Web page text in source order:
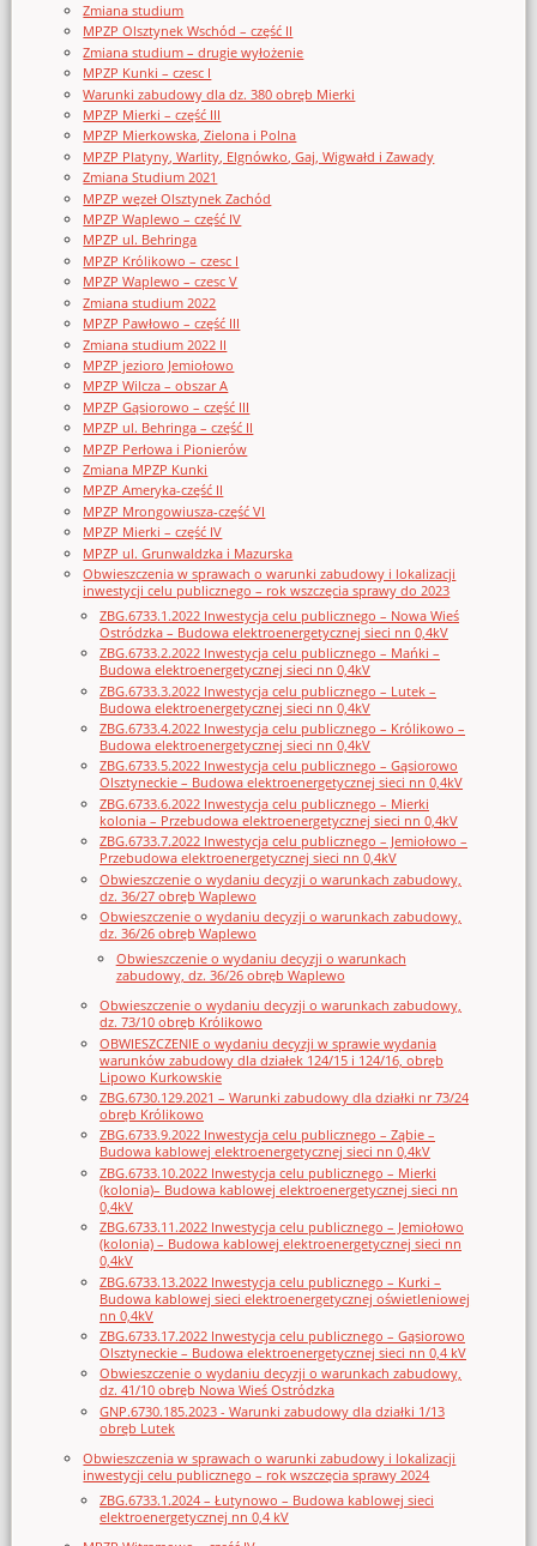
Zmiana studium
MPZP Olsztynek Wschód – część II
Zmiana studium – drugie wyłożenie
MPZP Kunki – czesc I
Warunki zabudowy dla dz. 380 obręb Mierki
MPZP Mierki – część III
MPZP Mierkowska, Zielona i Polna
MPZP Platyny, Warlity, Elgnówko, Gaj, Wigwałd i Zawady
Zmiana Studium 2021
MPZP węzeł Olsztynek Zachód
MPZP Waplewo – część IV
MPZP ul. Behringa
MPZP Królikowo – czesc I
MPZP Waplewo – czesc V
Zmiana studium 2022
MPZP Pawłowo – część III
Zmiana studium 2022 II
MPZP jezioro Jemiołowo
MPZP Wilcza – obszar A
MPZP Gąsiorowo – część III
MPZP ul. Behringa – część II
MPZP Perłowa i Pionierów
Zmiana MPZP Kunki
MPZP Ameryka-część II
MPZP Mrongowiusza-część VI
MPZP Mierki – część IV
MPZP ul. Grunwaldzka i Mazurska
Obwieszczenia w sprawach o warunki zabudowy i lokalizacji
inwestycji celu publicznego – rok wszczęcia sprawy do 2023
ZBG.6733.1.2022 Inwestycja celu publicznego – Nowa Wieś
Ostródzka – Budowa elektroenergetycznej sieci nn 0,4kV
ZBG.6733.2.2022 Inwestycja celu publicznego – Mańki –
Budowa elektroenergetycznej sieci nn 0,4kV
ZBG.6733.3.2022 Inwestycja celu publicznego – Lutek –
Budowa elektroenergetycznej sieci nn 0,4kV
ZBG.6733.4.2022 Inwestycja celu publicznego – Królikowo –
Budowa elektroenergetycznej sieci nn 0,4kV
ZBG.6733.5.2022 Inwestycja celu publicznego – Gąsiorowo
Olsztyneckie – Budowa elektroenergetycznej sieci nn 0,4kV
ZBG.6733.6.2022 Inwestycja celu publicznego – Mierki
kolonia – Przebudowa elektroenergetycznej sieci nn 0,4kV
ZBG.6733.7.2022 Inwestycja celu publicznego – Jemiołowo –
Przebudowa elektroenergetycznej sieci nn 0,4kV
Obwieszczenie o wydaniu decyzji o warunkach zabudowy,
dz. 36/27 obręb Waplewo
Obwieszczenie o wydaniu decyzji o warunkach zabudowy,
dz. 36/26 obręb Waplewo
Obwieszczenie o wydaniu decyzji o warunkach
zabudowy, dz. 36/26 obręb Waplewo
Obwieszczenie o wydaniu decyzji o warunkach zabudowy,
dz. 73/10 obręb Królikowo
OBWIESZCZENIE o wydaniu decyzji w sprawie wydania
warunków zabudowy dla działek 124/15 i 124/16, obręb
Lipowo Kurkowskie
ZBG.6730.129.2021 – Warunki zabudowy dla działki nr 73/24
obręb Królikowo
ZBG.6733.9.2022 Inwestycja celu publicznego – Ząbie –
Budowa kablowej elektroenergetycznej sieci nn 0,4kV
ZBG.6733.10.2022 Inwestycja celu publicznego – Mierki
(kolonia)– Budowa kablowej elektroenergetycznej sieci nn
0,4kV
ZBG.6733.11.2022 Inwestycja celu publicznego – Jemiołowo
(kolonia) – Budowa kablowej elektroenergetycznej sieci nn
0,4kV
ZBG.6733.13.2022 Inwestycja celu publicznego – Kurki –
Budowa kablowej sieci elektroenergetycznej oświetleniowej
nn 0,4kV
ZBG.6733.17.2022 Inwestycja celu publicznego – Gąsiorowo
Olsztyneckie – Budowa elektroenergetycznej sieci nn 0,4 kV
Obwieszczenie o wydaniu decyzji o warunkach zabudowy,
dz. 41/10 obręb Nowa Wieś Ostródzka
GNP.6730.185.2023 - Warunki zabudowy dla działki 1/13
obręb Lutek
Obwieszczenia w sprawach o warunki zabudowy i lokalizacji
inwestycji celu publicznego – rok wszczęcia sprawy 2024
ZBG.6733.1.2024 – Łutynowo – Budowa kablowej sieci
elektroenergetycznej nn 0,4 kV